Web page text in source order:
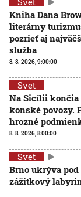
Kniha Dana
literárny
pozrieť aj
služba
8. 8. 2026, 9:00:00
Svet
Na Sicílii končia
konské povozy.
hrozné
8. 8. 2026, 8:00:00
Svet
Brno ukrýva
zážitkový